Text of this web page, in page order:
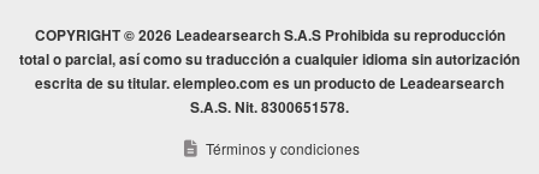
COPYRIGHT © 2026 Leadearsearch S.A.S Prohibida su reproducción
total o parcial, así como su traducción a cualquier idioma sin autorización
escrita de su titular. elempleo.com es un producto de Leadearsearch
S.A.S. Nit. 8300651578.
Términos y condiciones